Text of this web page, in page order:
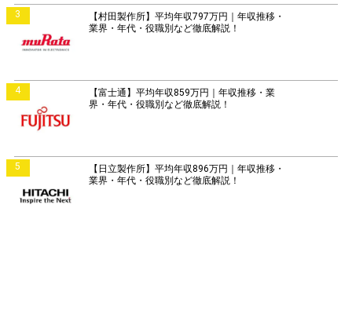
3
【村田製作所】平均年収797万円｜年収推移・
業界・年代・役職別など徹底解説！
4
【富士通】平均年収859万円｜年収推移・業
界・年代・役職別など徹底解説！
5
【日立製作所】平均年収896万円｜年収推移・
業界・年代・役職別など徹底解説！